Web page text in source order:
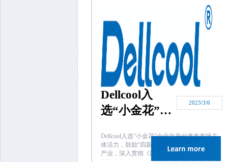
Dellcool入
选“小金花”企
2023/3/6
Dellcool入选“小金花”企业为充分激发市场主
体活力，鼓励“四新”经济发展，聚焦6大主导
产业，深入贯彻《国务院关于支持山东深化